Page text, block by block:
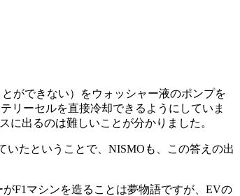
ができない）をウォッシャー液のポンプを
リーセルを直接冷却できるようにしていま
出るのは難しいことが分かりました。
たということで、NISMOも、この答えの出
F1マシンを造ることは夢物語ですが、EVの